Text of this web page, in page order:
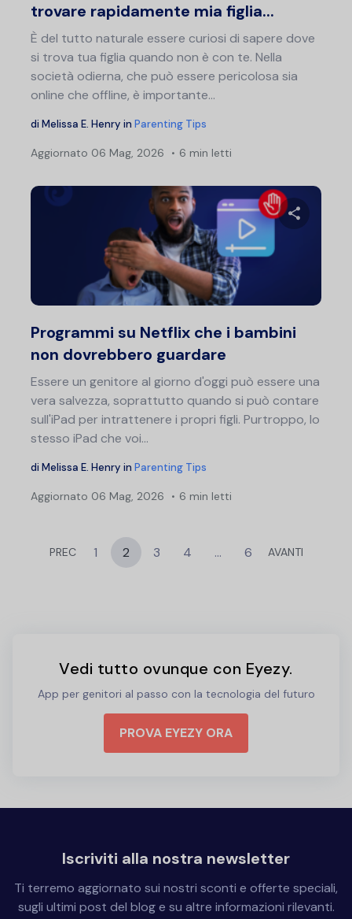
trovare rapidamente mia figlia...
È del tutto naturale essere curiosi di sapere dove
si trova tua figlia quando non è con te. Nella
società odierna, che può essere pericolosa sia
online che offline, è importante...
di Melissa E. Henry in Parenting Tips
Aggiornato 06 Mag, 2026 6 min letti
Condividi
Programmi su Netflix che i bambini
non dovrebbero guardare
Essere un genitore al giorno d'oggi può essere una
vera salvezza, soprattutto quando si può contare
sull'iPad per intrattenere i propri figli. Purtroppo, lo
stesso iPad che voi...
di Melissa E. Henry in Parenting Tips
Aggiornato 06 Mag, 2026 6 min letti
PREC 1 2 3 4 … 6 AVANTI
Vedi tutto ovunque con Eyezy.
App per genitori al passo con la tecnologia del futuro
PROVA EYEZY ORA
Iscriviti alla nostra newsletter
Ti terremo aggiornato sui nostri sconti e offerte speciali,
sugli ultimi post del blog e su altre informazioni rilevanti.